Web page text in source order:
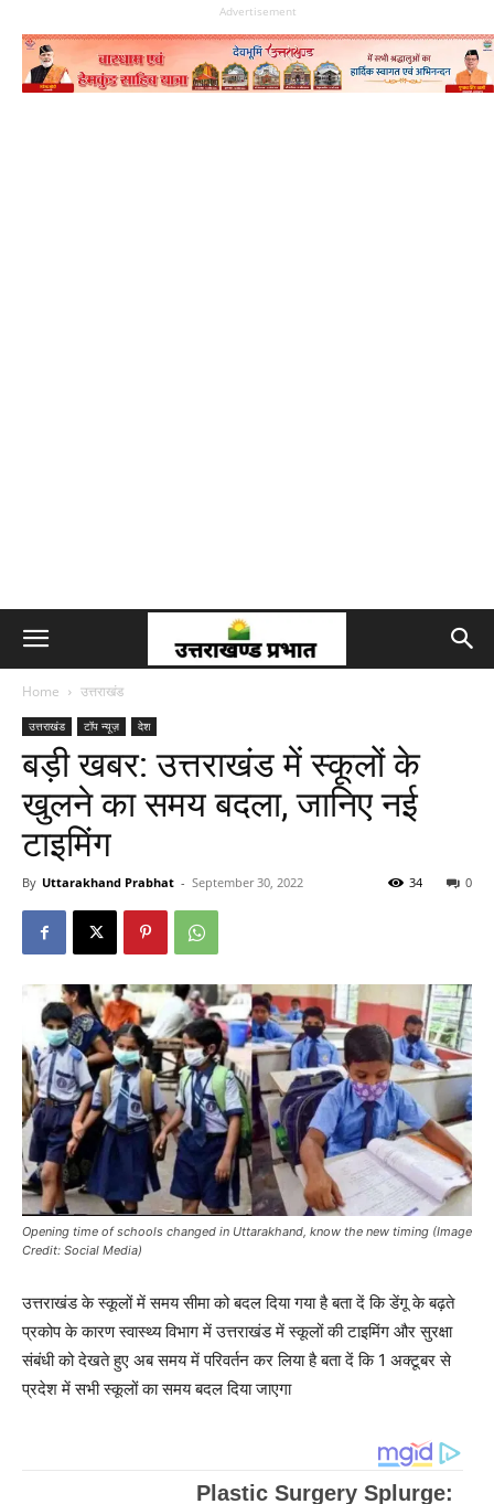
Advertisement
Home उत्तराखंड
उत्तराखंड टॉप न्यूज़ देश
बड़ी खबर: उत्तराखंड में स्कूलों के
खुलने का समय बदला, जानिए नई
टाइमिंग
By Uttarakhand Prabhat - September 30, 2022 0
34
Opening time of schools changed in Uttarakhand, know the new timing (Image
Credit: Social Media)
उत्तराखंड के स्कूलों में समय सीमा को बदल दिया गया है बता दें कि डेंगू के बढ़ते
प्रकोप के कारण स्वास्थ्य विभाग में उत्तराखंड में स्कूलों की टाइमिंग और सुरक्षा
संबंधी को देखते हुए अब समय में परिवर्तन कर लिया है बता दें कि 1 अक्टूबर से
प्रदेश में सभी स्कूलों का समय बदल दिया जाएगा